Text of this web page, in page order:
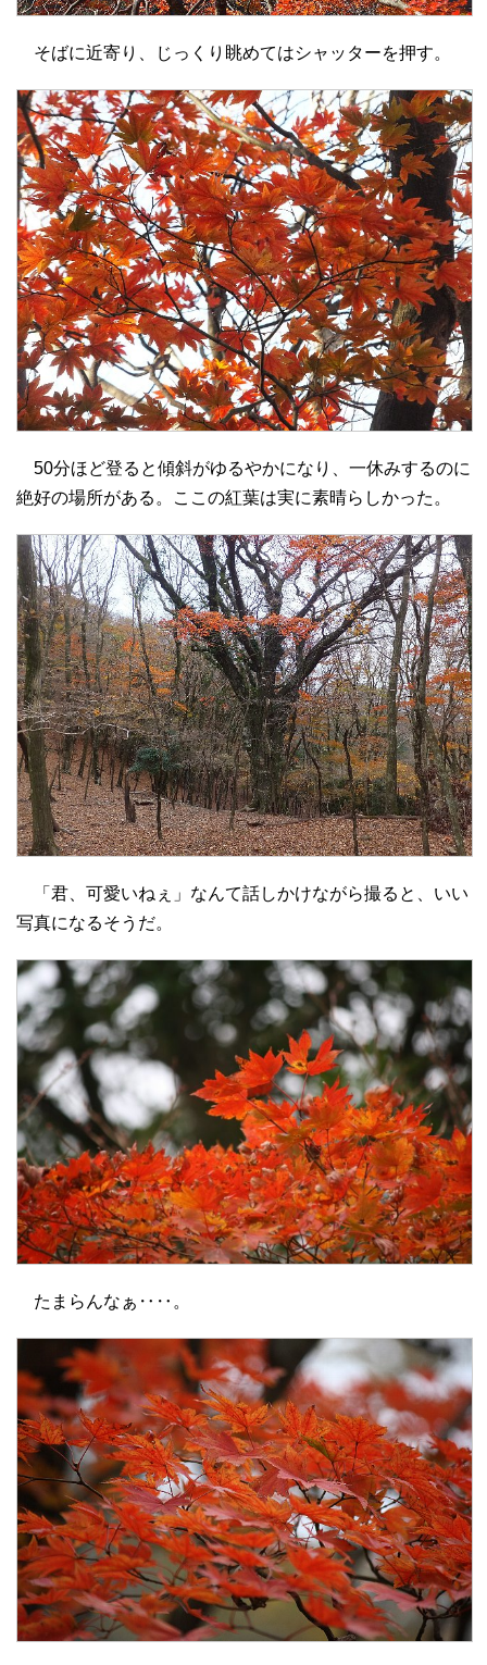
そばに近寄り、じっくり眺めてはシャッターを押す。
50分ほど登ると傾斜がゆるやかになり、一休みするのに
絶好の場所がある。ここの紅葉は実に素晴らしかった。
「君、可愛いねぇ」なんて話しかけながら撮ると、いい
写真になるそうだ。
たまらんなぁ‥‥。